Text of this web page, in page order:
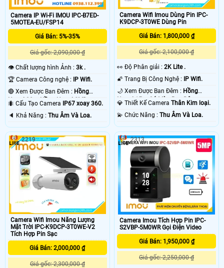
Camera IP Wi-Fi IMOU IPC-B7ED-
5MOTEA-EU/FSP14
Giá Bán: 5%-35%
Giá gốc: 2,090,000 ₫
👁 Chất lượng hình Ảnh : 3k .
🏆 Camera Công nghệ : IP Wifi.
🔴 Xem Được Ban Đêm : Hồng
Ngoại 30m Hồng Ngoại SMD.
🐜 Cấu Tạo Camera IP67 xoay 360.
️🔈 Khả Năng : Thu Âm Và Loa.
Camera Wifi Imou Dùng Pin IPC-
K9DCP-3T0WE Dùng Pin
Giá Bán: 1,800,000 ₫
Giá gốc: 2,100,000 ₫
️👀 Độ Phân giải :2K Lite .
🌠 Trang Bị Công Nghệ : IP Wifi.
🌙 Xem Được Ban Đêm : Hồng
Ngoại 15m Có Màu Ban Ðêm.
💎 Thiết Kế CameraThân Kim loại.
️💫 Chức Năng :Thu Âm Và Loa.
Camera Wifi Imou Năng Lượng
Mặt Trời IPC-K9DCP-3T0WE-V2
Tích Hợp Pin Sạc
Giá Bán: 2,000,000 ₫
Giá gốc: 2,300,000 ₫
2219
Camera Imou Tích Hợp Pin IPC-
S2VBP-5M0WR Gọi Điện Video
Giá Bán: 1,950,000 ₫
Giá gốc: 2,250,000 ₫
2313